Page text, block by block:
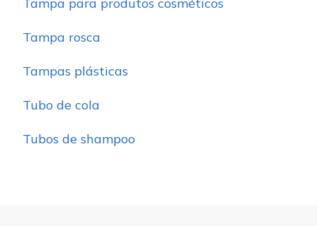
Tampa para produtos cosméticos
Tampa rosca
Tampas plásticas
Tubo de cola
Tubos de shampoo